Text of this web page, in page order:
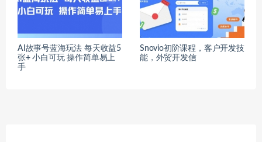
AI故事号蓝海玩法 每天收益5
张+ 小白可玩 操作简单易上
手
Snovio初阶课程，客户开发技
能，外贸开发信